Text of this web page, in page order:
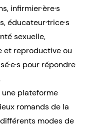
infirmier·ère·s
éducateur·trice·s
sexuelle,
et reproductive ou
pour répondre
une plateforme
romands de la
modes de